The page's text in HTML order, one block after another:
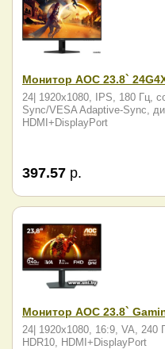
Монитор AOC 23.8`
24| 1920x1080, IPS, 180 Гц,
Sync/VESA Adaptive-Sync,
HDMI+DisplayPort
397.57 р.
Монитор AOC 23.8`
24| 1920x1080, 16:9, VA, 240
HDR10, HDMI+DisplayPort